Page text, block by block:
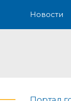
Новости